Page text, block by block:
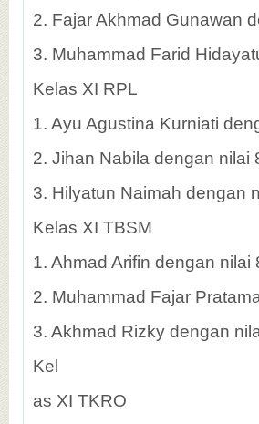
2. Fajar Akhmad Gunawan
3. Muhammad Farid
Kelas XI RPL
1. Ayu Agustina Kurniati
2. Jihan Nabila dengan nilai
3. Hilyatun Naimah dengan
Kelas XI TBSM
1. Ahmad Arifin dengan nilai
2. Muhammad Fajar
3. Akhmad Rizky dengan
Kel
as XI TKRO